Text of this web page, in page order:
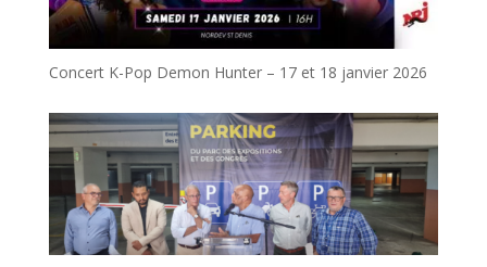
Concert K-Pop Demon Hunter – 17 et 18 janvier 2026